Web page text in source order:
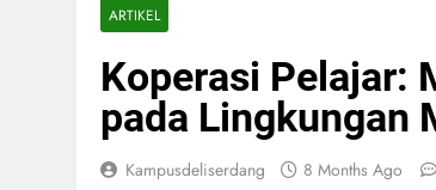
ARTIKEL
Koperasi Pelajar:
pada Lingkungan
Kampusdeliserdang 8 Months Ago